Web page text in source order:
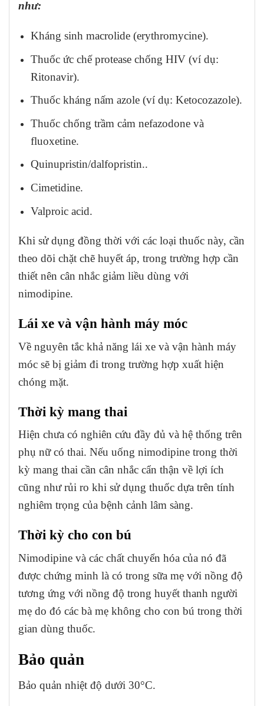
như:
Kháng sinh macrolide (erythromycine).
Thuốc ức chế protease chống HIV (ví dụ:
Ritonavir).
Thuốc kháng nấm azole (ví dụ: Ketocozazole).
Thuốc chống trầm cảm nefazodone và
fluoxetine.
Quinupristin/dalfopristin..
Cimetidine.
Valproic acid.
Khi sử dụng đồng thời với các loại thuốc này, cần
theo dõi chặt chẽ huyết áp, trong trường hợp cần
thiết nên cân nhắc giảm liều dùng với
nimodipine.
Lái xe và vận hành máy móc
Về nguyên tắc khả năng lái xe và vận hành máy
móc sẽ bị giảm đi trong trường hợp xuất hiện
chóng mặt.
Thời kỳ mang thai
Hiện chưa có nghiên cứu đầy đủ và hệ thống trên
phụ nữ có thai. Nếu uống nimodipine trong thời
kỳ mang thai cần cân nhắc cẩn thận về lợi ích
cũng như rủi ro khi sử dụng thuốc dựa trên tính
nghiêm trọng của bệnh cảnh lâm sàng.
Thời kỳ cho con bú
Nimodipine và các chất chuyển hóa của nó đã
được chứng minh là có trong sữa mẹ với nồng độ
tương ứng với nồng độ trong huyết thanh người
mẹ do đó các bà mẹ không cho con bú trong thời
gian dùng thuốc.
Bảo quản
Bảo quản nhiệt độ dưới 30°C.